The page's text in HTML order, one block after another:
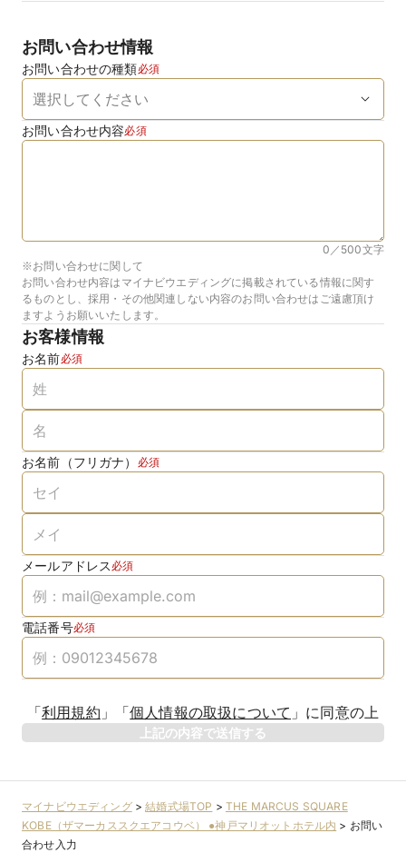
お問い合わせ情報
お問い合わせの種類必須
お問い合わせ内容必須
0／500文字
※お問い合わせに関して
お問い合わせ内容はマイナビウエディングに掲載されている情報に関す
るものとし、採用・その他関連しない内容のお問い合わせはご遠慮頂け
ますようお願いいたします。
お客様情報
お名前必須
お名前（フリガナ） 必須
メールアドレス 必須
電話番号必須
「利用規約 」 「個人情報の取扱について 」 に同意の上
上記の内容で送信する
マイナビウエディング>結婚式場TOP > THE MARCUS SQUARE
KOBE（ザマーカススクエアコウベ） ●神戸マリオットホテル内 > お問い
合わせ入力